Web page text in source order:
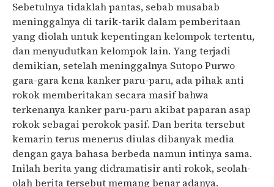
Sebetulnya tidaklah pantas, sebab musabab
meninggalnya di tarik-tarik dalam pemberitaan
yang diolah untuk kepentingan kelompok tertentu,
dan menyudutkan kelompok lain. Yang terjadi
demikian, setelah meninggalnya Sutopo Purwo
gara-gara kena kanker paru-paru, ada pihak anti
rokok memberitakan secara masif bahwa
terkenanya kanker paru-paru akibat paparan asap
rokok sebagai perokok pasif. Dan berita tersebut
kemarin terus menerus diulas dibanyak media
dengan gaya bahasa berbeda namun intinya sama.
Inilah berita yang didramatisir anti rokok, seolah-
olah berita tersebut memang benar adanya.